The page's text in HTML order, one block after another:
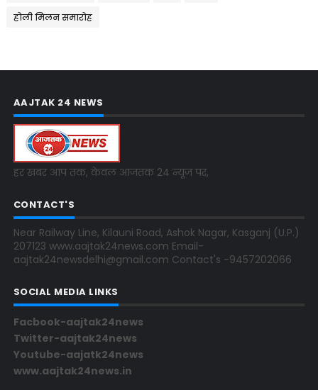
होली मिलन समारोह
AAJTAK 24 NEWS
हर खबर आप तक, केवल आजतक 24 न्यूज पर,
CONTACT'S
Near Railway Line, Kilauni Road, Ashok Nagar, Kasganj (U.P.)
207123 www.aajtak24news.com Email-
aajtak24newsdelhi@gmail.com Contact's -9457202066
SOCIAL MEDIA LINKS
Facbook-aajtak24news
Twitter-aajtak24news
Youtube-aajatk24news
www.aajtak24news.in